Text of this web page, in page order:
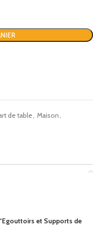
de table, Maison,
et Supports de